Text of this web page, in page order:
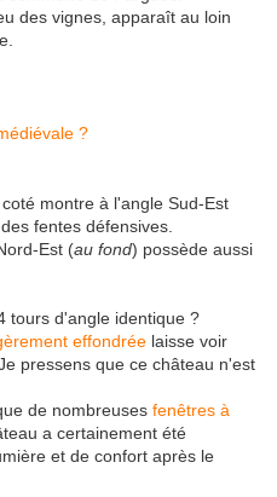
des vignes, apparaît au loin
montre à l'angle Sud-Est
fentes défensives.
Est (au fond) possède aussi
tours d'angle identique ?
effondrée laisse voir
pressens que ce château n'est
de nombreuses fenêtres à
a certainement été
et de confort après le